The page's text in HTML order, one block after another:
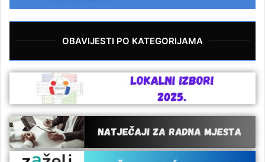
OBAVIJESTI PO KATEGORIJAMA